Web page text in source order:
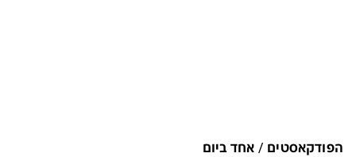
הפודקאסטים אחד ביום